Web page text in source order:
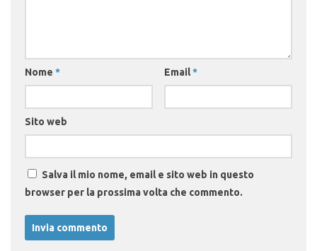
Nome * Email*
Sito web
Salva il mio nome, email e sito web in questo
browser per la prossima volta che commento.